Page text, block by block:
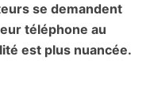
se demandent
téléphone au
est plus nuancée.